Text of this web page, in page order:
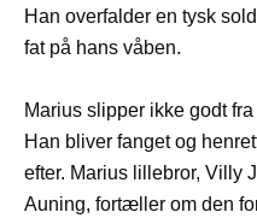
Han overfalder en tysk
fat på hans våben.
Marius slipper ikke godt
Han bliver fanget og
efter. Marius lillebror, Villy
Auning, fortæller om den